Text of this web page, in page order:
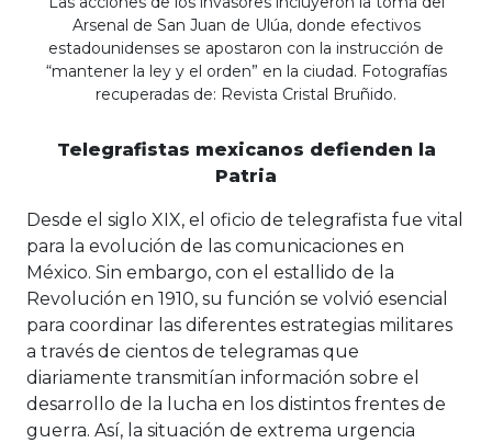
Arsenal de San Juan de Ulúa, donde efectivos
estadounidenses se apostaron con la instrucción de
“mantener la ley y el orden” en la ciudad. Fotografías
recuperadas de: Revista Cristal Bruñido.
Telegrafistas mexicanos defienden la
Patria
Desde el siglo XIX, el oficio de telegrafista fue vital
para la evolución de las comunicaciones en
México. Sin embargo, con el estallido de la
Revolución en 1910, su función se volvió esencial
para coordinar las diferentes estrategias militares
a través de cientos de telegramas que
diariamente transmitían información sobre el
desarrollo de la lucha en los distintos frentes de
guerra. Así, la situación de extrema urgencia